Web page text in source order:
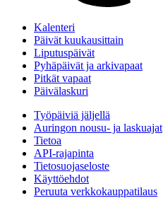
Kalenteri
Päivät kuukausittain
Liputuspäivät
Pyhäpäivät ja arkivapaat
Pitkät vapaat
Päivälaskuri
Työpäiviä jäljellä
Auringon nousu- ja laskuajat
Tietoa
API-rajapinta
Tietosuojaseloste
Käyttöehdot
Peruuta verkkokauppatilaus